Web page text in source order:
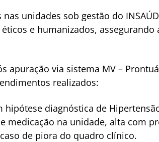
unidades sob gestão do
e humanizados, assegurando
apuração via sistema MV –
realizados:
hipótese diagnóstica de
medicação na unidade, alta com
de piora do quadro clínico.